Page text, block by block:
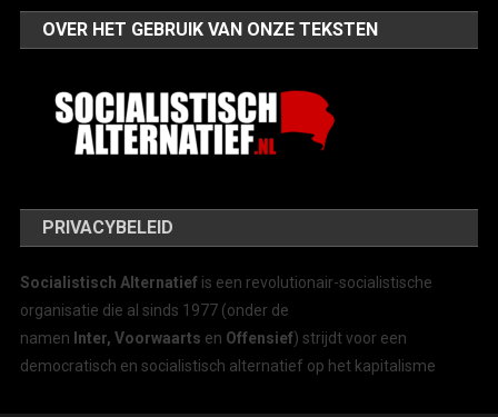
OVER HET GEBRUIK VAN ONZE TEKSTEN
PRIVACYBELEID
Socialistisch Alternatief is een revolutionair-socialistische
organisatie die al sinds 1977 (onder de
namen Inter, Voorwaarts en Offensief) strijdt voor een
democratisch en socialistisch alternatief op het kapitalisme